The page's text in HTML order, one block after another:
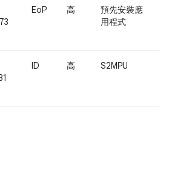
EoP 高
預先安裝應
用程式
ID 高 S2MPU